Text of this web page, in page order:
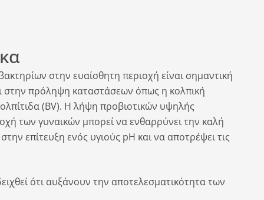
στην ευαίσθητη περιοχή είναι σημαντική
στην πρόληψη καταστάσεων όπως η κολπική
(BV). Η λήψη προβιοτικών υψηλής
των γυναικών μπορεί να ενθαρρύνει την καλή
επίτευξη ενός υγιούς pH και να αποτρέψει τις
ότι αυξάνουν την αποτελεσματικότητα των